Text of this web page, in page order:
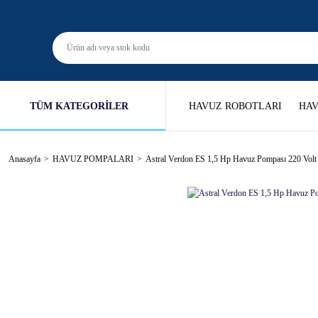
TÜM KATEGORİLER HAVUZ ROBOTLARI
Anasayfa HAVUZ POMPALARI Astral Verdon ES 1,5 Hp Havuz Pompası 220 Volt